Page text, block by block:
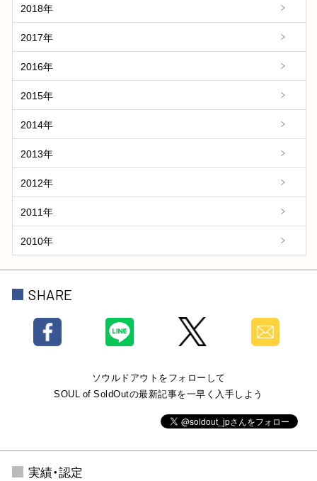
2018年
2017年
2016年
2015年
2014年
2013年
2012年
2011年
2010年
SHARE
ソウルドアウトをフォローして
SOUL of SoldOutの最新記事を一早く入手しよう
実績・認定